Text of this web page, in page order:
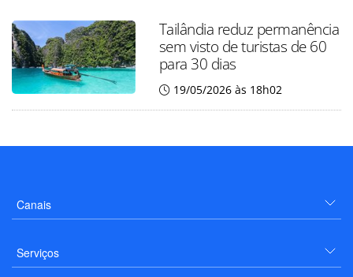
Tailândia reduz permanência
sem visto de turistas de 60
para 30 dias
19/05/2026 às 18h02
Canais
Serviços